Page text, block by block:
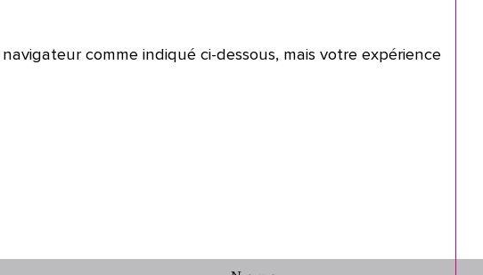
comme indiqué ci-dessous, mais votre expérience